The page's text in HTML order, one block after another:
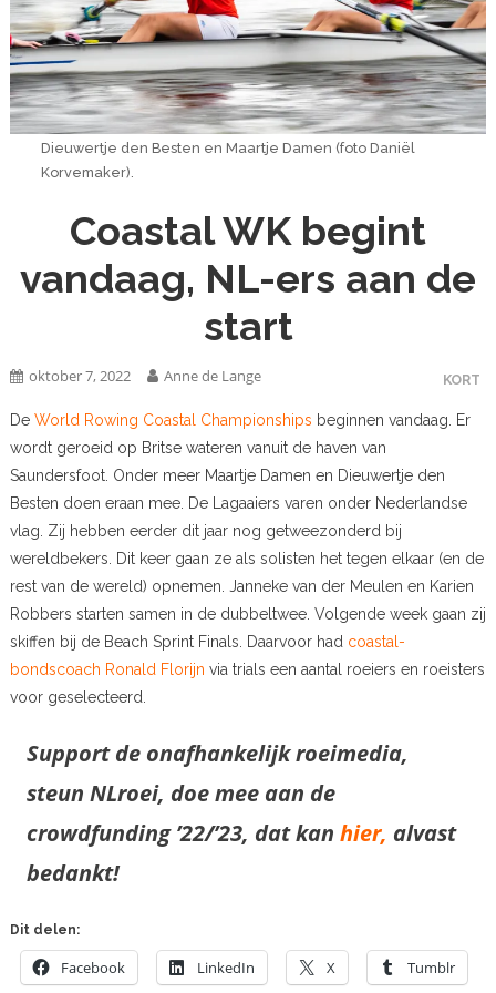
Dieuwertje den Besten en Maartje Damen (foto Daniël
Korvemaker).
Coastal WK begint
vandaag, NL-ers aan de
start
KORT
oktober 7, 2022 Anne de Lange
De World Rowing Coastal Championships beginnen vandaag. Er
wordt geroeid op Britse wateren vanuit de haven van
Saundersfoot. Onder meer Maartje Damen en Dieuwertje den
Besten doen eraan mee. De Lagaaiers varen onder Nederlandse
vlag. Zij hebben eerder dit jaar nog getweezonderd bij
wereldbekers. Dit keer gaan ze als solisten het tegen elkaar (en de
rest van de wereld) opnemen. Janneke van der Meulen en Karien
Robbers starten samen in de dubbeltwee. Volgende week gaan zij
skiffen bij de Beach Sprint Finals. Daarvoor had coastal-
bondscoach Ronald Florijn via trials een aantal roeiers en roeisters
voor geselecteerd.
Support de onafhankelijk roeimedia,
steun NLroei, doe mee aan de
crowdfunding ’22/’23, dat kan hier, alvast
bedankt!
Dit delen:
Facebook LinkedIn X Tumblr